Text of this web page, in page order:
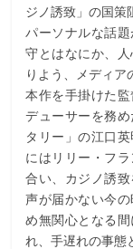
ジノ誘致」の国策
パーソナルな話
守とはなにか、
りよう、メディア
本作を手掛けた
デューサーを務
タリー」の江口
にはリリー・フ
合い、カジノ誘
声が届かない今
め無関心となる
れ、手遅れの事態